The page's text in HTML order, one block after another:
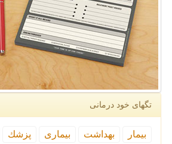
تگهای خود درمانی
بیمار بهداشت بیماری پزشك